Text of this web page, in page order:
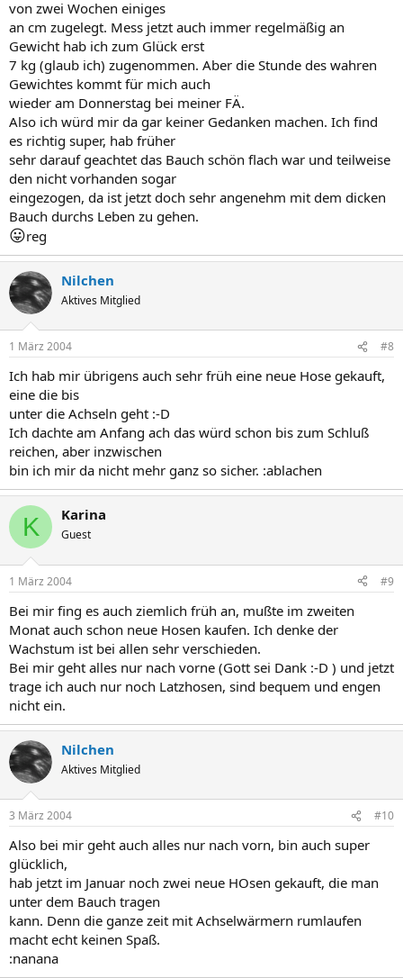
von zwei Wochen einiges
an cm zugelegt. Mess jetzt auch immer regelmäßig an
Gewicht hab ich zum Glück erst
7 kg (glaub ich) zugenommen. Aber die Stunde des wahren
Gewichtes kommt für mich auch
wieder am Donnerstag bei meiner FÄ.
Also ich würd mir da gar keiner Gedanken machen. Ich find
es richtig super, hab früher
sehr darauf geachtet das Bauch schön flach war und teilweise
den nicht vorhanden sogar
eingezogen, da ist jetzt doch sehr angenehm mit dem dicken
Bauch durchs Leben zu gehen.
😛reg
Nilchen
Aktives Mitglied
1 März 2004 #8
Ich hab mir übrigens auch sehr früh eine neue Hose gekauft,
eine die bis
unter die Achseln geht :-D
Ich dachte am Anfang ach das würd schon bis zum Schluß
reichen, aber inzwischen
bin ich mir da nicht mehr ganz so sicher. :ablachen
K Karina
Guest
1 März 2004 #9
Bei mir fing es auch ziemlich früh an, mußte im zweiten
Monat auch schon neue Hosen kaufen. Ich denke der
Wachstum ist bei allen sehr verschieden.
Bei mir geht alles nur nach vorne (Gott sei Dank :-D ) und jetzt
trage ich auch nur noch Latzhosen, sind bequem und engen
nicht ein.
Nilchen
Aktives Mitglied
3 März 2004 #10
Also bei mir geht auch alles nur nach vorn, bin auch super
glücklich,
hab jetzt im Januar noch zwei neue HOsen gekauft, die man
unter dem Bauch tragen
kann. Denn die ganze zeit mit Achselwärmern rumlaufen
macht echt keinen Spaß.
:nanana